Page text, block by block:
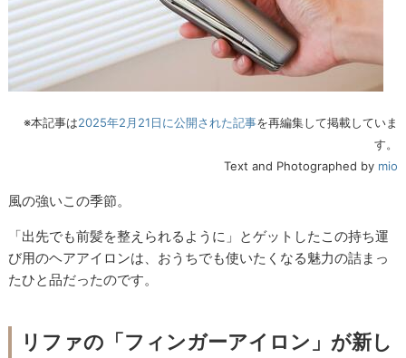
※本記事は2025年2月21日に公開された記事を再編集して掲載していま
す。
Text and Photographed by mio
風の強いこの季節。
「出先でも前髪を整えられるように」とゲットしたこの持ち運
び用のヘアアイロンは、おうちでも使いたくなる魅力の詰まっ
たひと品だったのです。
リファの「フィンガーアイロン」が新し